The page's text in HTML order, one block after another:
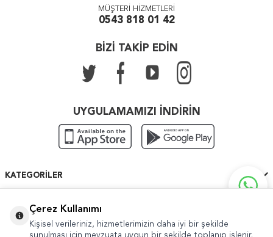
MÜŞTERİ HİZMETLERİ
0543 818 01 42
BİZİ TAKİP EDİN
UYGULAMAMIZI İNDİRİN
KATEGORILER
HIZLI ERIŞIM
Çerez Kullanımı
Kişisel verileriniz, hizmetlerimizin daha iyi bir şekilde
sunulması için mevzuata uygun bir şekilde toplanıp işlenir.